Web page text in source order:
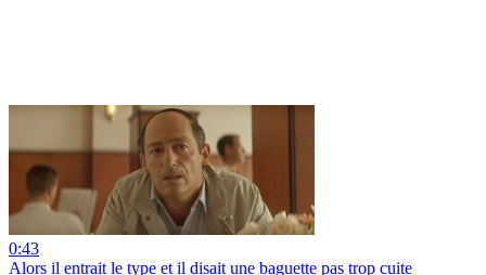
0:43
Alors il entrait le type et il disait une baguette pas trop cuite